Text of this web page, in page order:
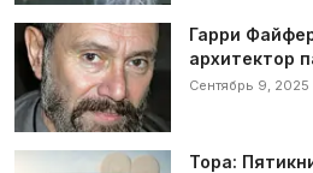
Гарри
архитектор
Сентябрь 9, 2025
Тора: